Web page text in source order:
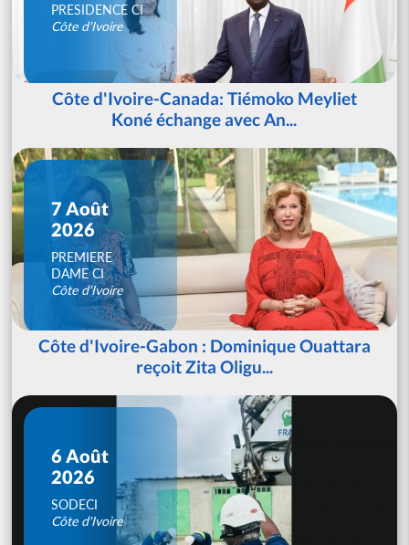
PRESIDENCE CI
Côte d'Ivoire
Côte d'Ivoire-Canada: Tiémoko Meyliet
Koné échange avec An...
7 Août
2026
PREMIERE
DAME CI
Côte d'Ivoire
Côte d'Ivoire-Gabon : Dominique Ouattara
reçoit Zita Oligu...
6 Août
2026
SODECI
Côte d'Ivoire